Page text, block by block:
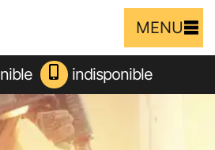
MENU
indisponible